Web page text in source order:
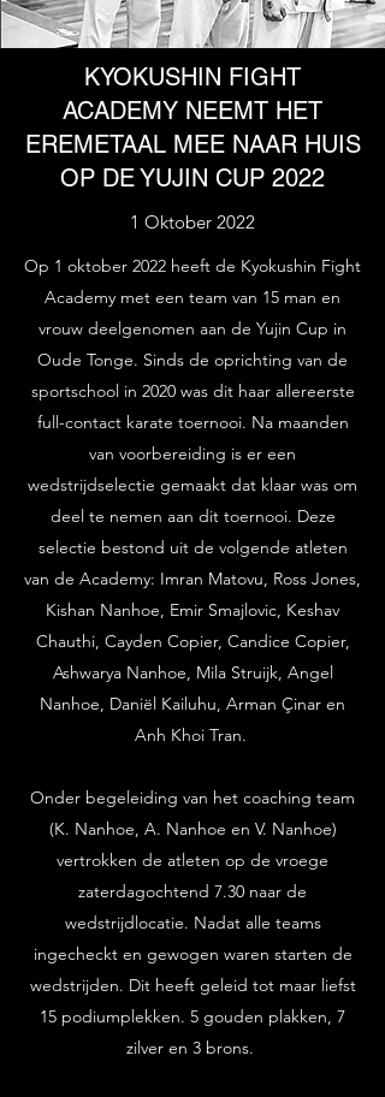
KYOKUSHIN FIGHT
ACADEMY NEEMT HET
EREMETAAL MEE NAAR HUIS
OP DE YUJIN CUP 2022
1 Oktober 2022
Op 1 oktober 2022 heeft de Kyokushin Fight
Academy met een team van 15 man en
vrouw deelgenomen aan de Yujin Cup in
Oude Tonge. Sinds de oprichting van de
sportschool in 2020 was dit haar allereerste
full-contact karate toernooi. Na maanden
van voorbereiding is er een
wedstrijdselectie gemaakt dat klaar was om
deel te nemen aan dit toernooi. Deze
selectie bestond uit de volgende atleten
van de Academy: Imran Matovu, Ross Jones,
Kishan Nanhoe, Emir Smajlovic, Keshav
Chauthi, Cayden Copier, Candice Copier,
Ashwarya Nanhoe, Mila Struijk, Angel
Nanhoe, Daniël Kailuhu, Arman Çinar en
Anh Khoi Tran.
Onder begeleiding van het coaching team
(K. Nanhoe, A. Nanhoe en V. Nanhoe)
vertrokken de atleten op de vroege
zaterdagochtend 7.30 naar de
wedstrijdlocatie. Nadat alle teams
ingecheckt en gewogen waren starten de
wedstrijden. Dit heeft geleid tot maar liefst
15 podiumplekken. 5 gouden plakken, 7
zilver en 3 brons.